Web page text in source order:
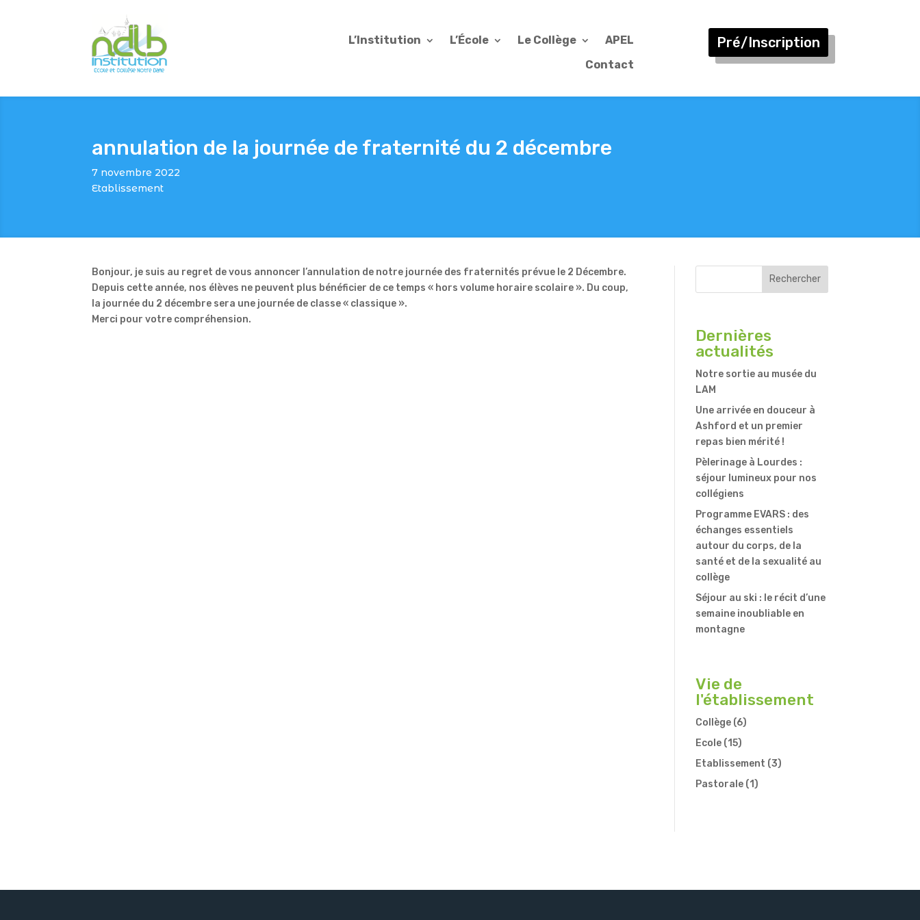
L’Institution L’École Le Collège
APEL
Contact
Pré/Inscription
annulation de la journée de fraternité du 2 décembre
7 novembre 2022
Etablissement
Bonjour, je suis au regret de vous annoncer l’annulation de notre journée des fraternités prévue le 2 Décembre.
Depuis cette année, nos élèves ne peuvent plus bénéficier de ce temps « hors volume horaire scolaire ». Du coup,
la journée du 2 décembre sera une journée de classe « classique ».
Merci pour votre compréhension.
Rechercher
Dernières
actualités
Notre sortie au musée du
LAM
Une arrivée en douceur à
Ashford et un premier
repas bien mérité !
Pèlerinage à Lourdes :
séjour lumineux pour nos
collégiens
Programme EVARS : des
échanges essentiels
autour du corps, de la
santé et de la sexualité au
collège
Séjour au ski : le récit d’une
semaine inoubliable en
montagne
Vie de
l'établissement
Collège (6)
Ecole (15)
Etablissement (3)
Pastorale (1)